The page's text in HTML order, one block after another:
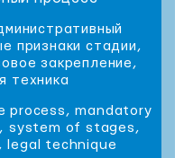
признаки стадии,
закрепление,
техника
process, mandatory
system of stages,
legal technique